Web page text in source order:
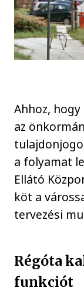
Ahhoz,
az
a folyamat
Ellátó
köt a
tervezési
Régóta
funkciót